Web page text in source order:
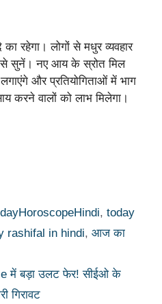
रहेगा। लोगों से मधुर व्यवहार
से सुनें। नए आय के स्रोत मिल
और प्रतियोगिताओं में भाग
करने वालों को लाभ मिलेगा।
,today
rashifal in hindi, आज का
में बड़ा उलट फेर! सीईओ के
गिरावट